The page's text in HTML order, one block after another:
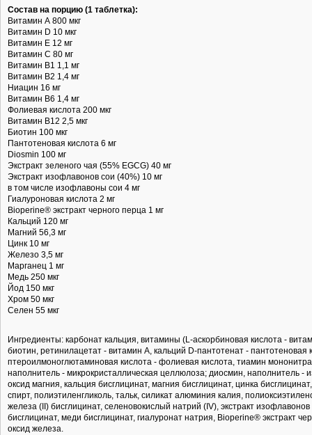
Состав на порцию (1 таблетка):
Витамин А 800 мкг
Витамин D 10 мкг
Витамин Е 12 мг
Витамин С 80 мг
Витамин B1 1,1 мг
Витамин В2 1,4 мг
Ниацин 16 мг
Витамин B6 1,4 мг
Фолиевая кислота 200 мкг
Витамин В12 2,5 мкг
Биотин 100 мкг
Пантотеновая кислота 6 мг
Diosmin 100 мг
Экстракт зеленого чая (55% EGCG) 40 мг
Экстракт изофлавонов сои (40%) 10 мг
в том числе изофлавоны сои 4 мг
Гиалуроновая кислота 2 мг
Bioperine® экстракт черного перца 1 мг
Кальций 120 мг
Магний 56,3 мг
Цинк 10 мг
Железо 3,5 мг
Марганец 1 мг
Медь 250 мкг
Йод 150 мкг
Хром 50 мкг
Селен 55 мкг
Ингредиенты: карбонат кальция, витамины (L-аскорбиновая кислота -
биотин, ретинилацетат - витамин А, кальций D-пантотенат -
птероилмоноглютаминовая кислота - фолиевая кислота, тиамин
наполнитель - микрокристаллическая целлюлоза; диосмин, наполнитель
оксид магния, кальция бисглицинат, магния бисглицинат, цинка
спирт, полиэтиленгликоль, тальк, силикат алюминия калия,
железа (II) бисглицинат, селеновокислый натрий (IV), экстракт
бисглицинат, меди бисглицинат, гиалуронат натрия, Bioperine® экстракт
оксид железа.